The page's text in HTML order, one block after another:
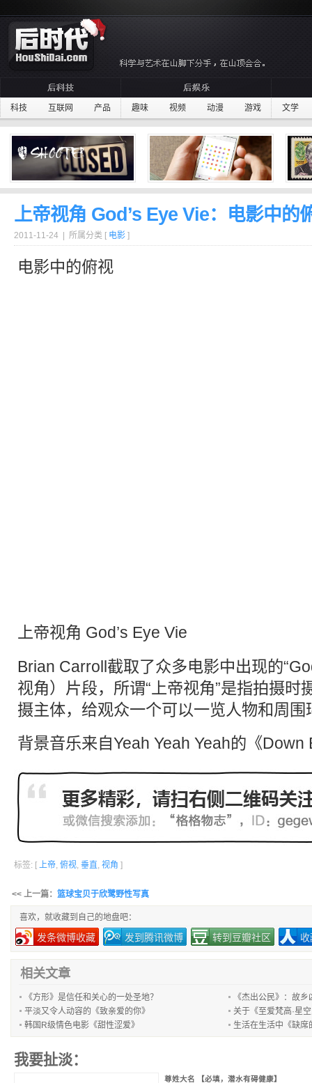
科技 互联网 产品 趣味 视频 动漫 游戏 文学
上帝视角 God’s Eye Vie：电影中的
2011-11-24 | 所属分类 [ 电影 ]
电影中的俯视
上帝视角 God’s Eye Vie
Brian Carroll截取了众多电影中出现的
视角）片段，所谓“上帝视角”是指拍摄时
摄主体，给观众一个可以一览人物和周
背景音乐来自Yeah Yeah Yeah的《Down
标签: [ 上帝, 俯视, 垂直 , 视角 ]
<< 上一篇： 篮球宝贝于欣鹭野性写真
喜欢，就收藏到自己的地盘吧：
发条微博收藏 发到腾讯微博 转到豆瓣社区
相关文章
《方形》是信任和关心的一处圣地？
《杰出公民》：故乡
平淡又令人动容的《致亲爱的你》
关于《至爱梵高·星
韩国R级情色电影《甜性涩爱》
生活在生活中《缺席
我要扯淡：
尊姓大名 【必填，潜水有碍健康】